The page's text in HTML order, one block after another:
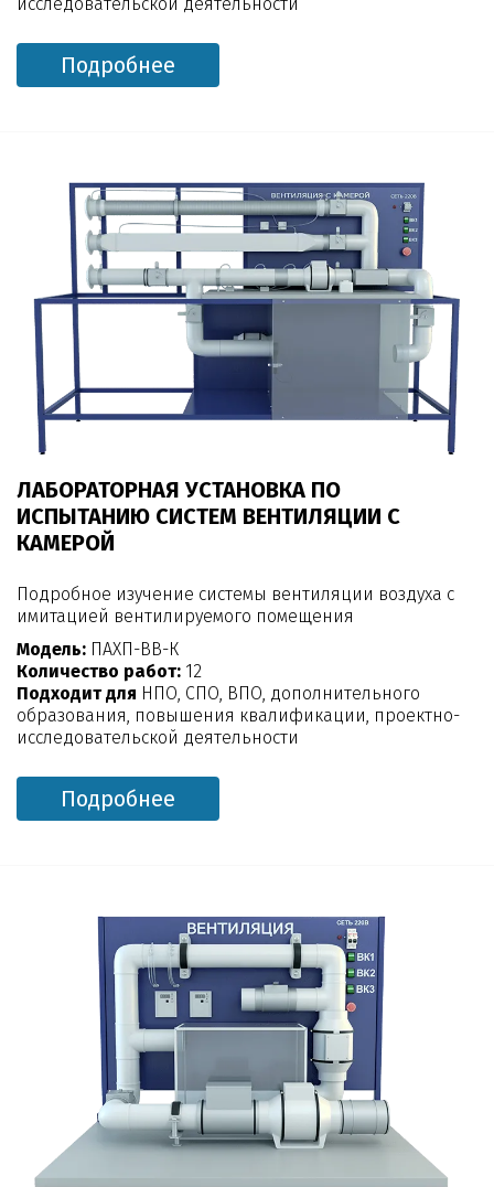
Подробнее
ЛАБОРАТОРНАЯ УСТАНОВКА ПО
ИСПЫТАНИЮ СИСТЕМ ВЕНТИЛЯЦИИ С
КАМЕРОЙ
Подробное изучение системы вентиляции воздуха с
имитацией вентилируемого помещения
Модель: ПАХП-ВВ-К
Количество работ: 12
Подходит для НПО, СПО, ВПО, дополнительного
образования, повышения квалификации, проектно-
исследовательской деятельности
Подробнее